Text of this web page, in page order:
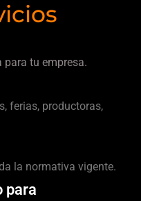
para tu empresa.
ferias, productoras,
la normativa vigente.
para